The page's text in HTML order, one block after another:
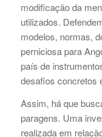
modificação da
utilizados.
modelos, normas,
perniciosa para
país de
desafios concretos
Assim, há que
paragens. Uma
realizada em